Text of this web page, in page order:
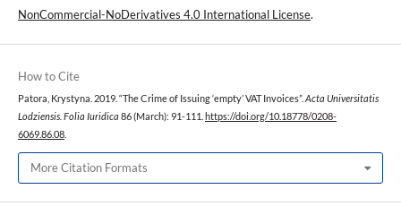
NonCommercial-NoDerivatives 4.0 International License.
How to Cite
Patora, Krystyna. 2019. “The Crime of Issuing ‘empty’ VAT Invoices”. Acta Universitatis
Lodziensis. Folia Iuridica 86 (March): 91-111. https://doi.org/10.18778/0208-
6069.86.08
More Citation Formats